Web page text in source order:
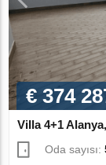
€ 374
Villa 4+1
Oda sayısı: